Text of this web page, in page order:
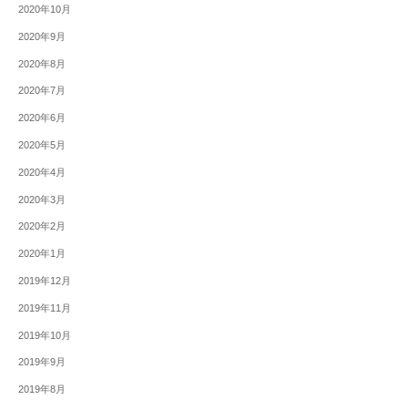
2020年10月
2020年9月
2020年8月
2020年7月
2020年6月
2020年5月
2020年4月
2020年3月
2020年2月
2020年1月
2019年12月
2019年11月
2019年10月
2019年9月
2019年8月